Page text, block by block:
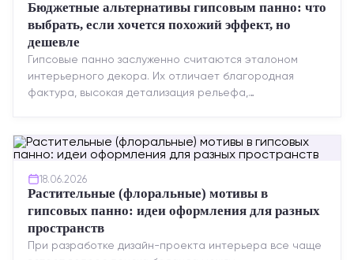
Бюджетные альтернативы гипсовым панно: что
выбрать, если хочется похожий эффект, но
дешевле
Гипсовые панно заслуженно считаются эталоном
интерьерного декора. Их отличает благородная
фактура, высокая детализация рельефа,
18.06.2026
Растительные (флоральные) мотивы в
гипсовых панно: идеи оформления для разных
пространств
При разработке дизайн-проекта интерьера все чаще